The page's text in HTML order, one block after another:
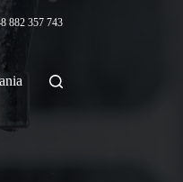
882 357 743